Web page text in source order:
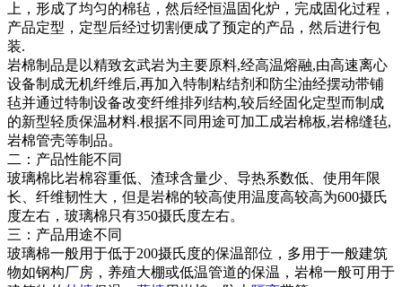
上，形成了均匀的棉毡，然后经恒温固化炉，完成固化过程，
产品定型，定型后经过切割便成了预定的产品，然后进行包
装.
岩棉制品是以精致玄武岩为主要原料,经高温熔融,由高速离心
设备制成无机纤维后,再加入特制粘结剂和防尘油经摆动带铺
毡并通过特制设备改变纤维排列结构,较后经固化定型而制成
的新型轻质保温材料.根据不同用途可加工成岩棉板,岩棉缝毡,
岩棉管壳等制品。
二：产品性能不同
玻璃棉比岩棉容重低、渣球含量少、导热系数低、使用年限
长、纤维韧性大，但是岩棉的较高使用温度高较高为600摄氏
度左右，玻璃棉只有350摄氏度左右。
三：产品用途不同
玻璃棉一般用于低于200摄氏度的保温部位，多用于一般建筑
物如钢构厂房，养殖大棚或低温管道的保温，岩棉一般可用于